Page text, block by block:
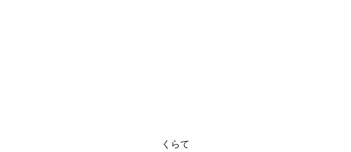
くらて